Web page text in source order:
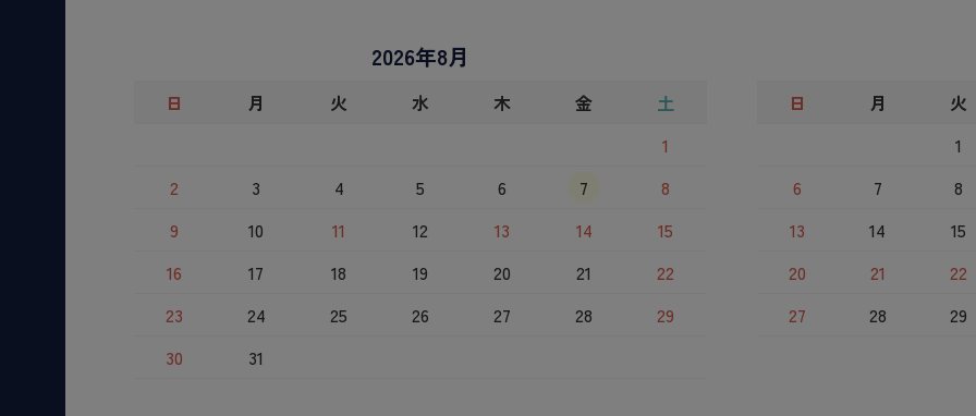
2026年8月
日 月 火 水 木 金
土
1
2
3 4 5 6 7
8
9
10 11 12 13 14
15
16
17 18 19 20 21
22
23
24 25 26 27 28
29
30
31
日 月 火
1
6
7 8
13
14 15
20
21 22
27
28 29